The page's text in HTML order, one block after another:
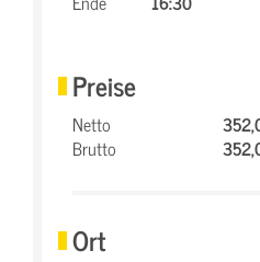
Preise
Netto
Brutto
Ort